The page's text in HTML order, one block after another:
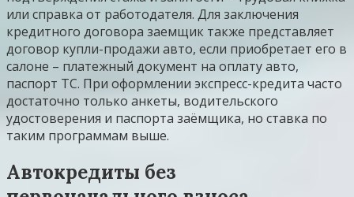
или справка от работодателя. Для заключения
кредитного договора заемщик также представляет
договор купли-продажи авто, если приобретает его в
салоне – платежный документ на оплату авто,
паспорт ТС. При оформлении экспресс-кредита часто
достаточно только анкеты, водительского
удостоверения и паспорта заёмщика, но ставка по
таким программам выше.
Автокредиты без